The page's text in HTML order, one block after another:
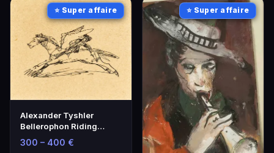
⭐ Super affaire
Alexander Tyshler
Bellerophon Riding
Pegasus - Objet d'Art
300 – 400 €
⭐ Super affaire